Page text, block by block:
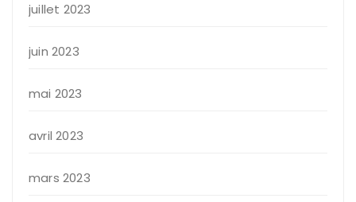
juillet 2023
juin 2023
mai 2023
avril 2023
mars 2023